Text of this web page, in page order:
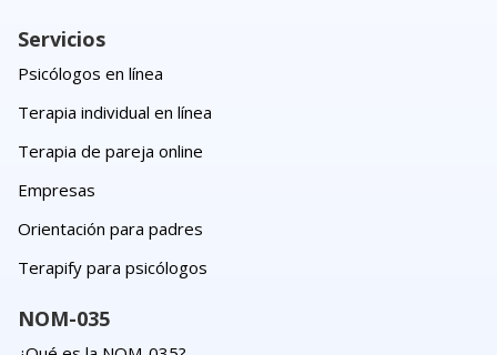
Servicios
Psicólogos en línea
Terapia individual en línea
Terapia de pareja online
Empresas
Orientación para padres
Terapify para psicólogos
NOM-035